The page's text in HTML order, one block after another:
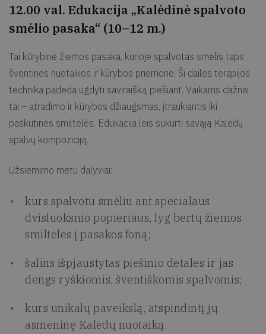
12.00 val. Edukacija „Kalėdinė spalvoto
smėlio pasaka“ (10–12 m.)
Tai kūrybinė žiemos pasaka, kurioje spalvotas smėlis taps
šventinės nuotaikos ir kūrybos priemone. Ši dailės terapijos
technika padeda ugdyti saviraišką piešiant. Vaikams dažnai
tai – atradimo ir kūrybos džiaugsmas, įtraukiantis iki
paskutinės smiltelės. Edukacija leis sukurti savąją Kalėdų
spalvų kompoziciją.
Užsiėmimo metu dalyviai:
kurs spalvotu smėliu ant specialaus
dvisluoksnio popieriaus, lyg bertų žiemos
smilteles į pasakos foną;
šalins išpjaustytas piešinio detales ir jas
dengs ryškiomis, šventiškomis spalvomis;
kurs unikalų paveikslą, atspindintį jų
asmeninę Kalėdų nuotaiką.